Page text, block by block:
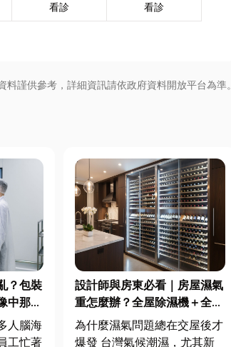
看診 看診
料謹供參考，詳細資訊請依政府資料開放平台為準。
？包裝
中那麼
人腦海
工忙著
設計師與房東必看｜房屋濕氣
重怎麼辦？全屋除濕機＋全熱
交換器整合安裝|提升居住品
質與續租率
為什麼濕氣問題總在交屋後才
爆發 台灣氣候潮濕，尤其新